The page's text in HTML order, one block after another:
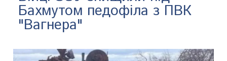
Бахмутом педофіла з ПВК
"Вагнера"